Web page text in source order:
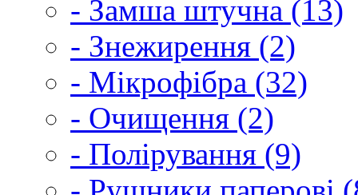
- Замша штучна (13)
- Знежирення (2)
- Мікрофібра (32)
- Очищення (2)
- Полірування (9)